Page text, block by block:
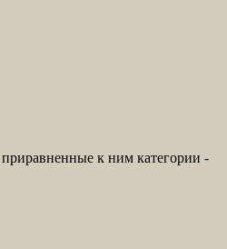
к ним категории -